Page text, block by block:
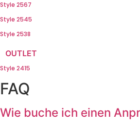
Style 2567
Style 2545
Style 2538
OUTLET
Style 2415
FAQ
Wie buche ich einen